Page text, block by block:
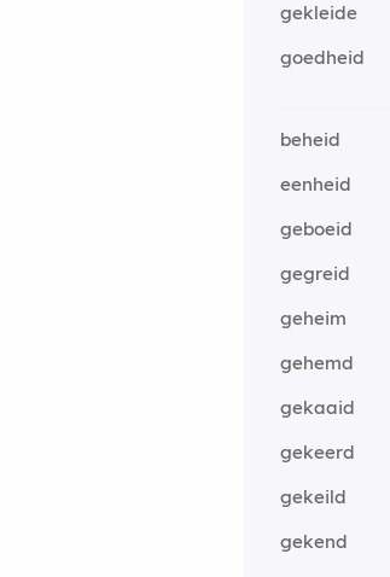
gekleide
goedheid
beheid
eenheid
geboeid
gegreid
geheim
gehemd
gekaaid
gekeerd
gekeild
gekend